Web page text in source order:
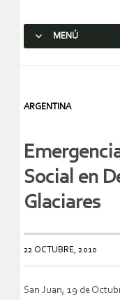
MENÚ
ARGENTINA
Social en
Glaciares
22 OCTUBRE, 2010
San Juan, 19 de